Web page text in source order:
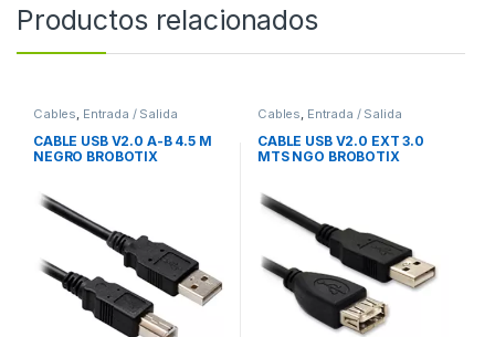
Productos relacionados
Cables Entrada / Salida
CABLE USB V2.0 A-B 4.5 M
NEGRO BROBOTIX
Cables Entrada / Salida
CABLE USB V2.0 EXT 3.0
MTS NGO BROBOTIX